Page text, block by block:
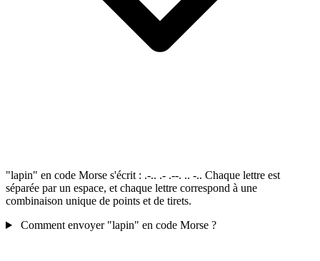
"lapin" en code Morse s'écrit : .-.. .- .--. .. -.. Chaque lettre est
séparée par un espace, et chaque lettre correspond à une
combinaison unique de points et de tirets.
Comment envoyer "lapin" en code Morse ?